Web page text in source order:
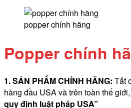
popper chính hãng
Popper chính
1. SẢN PHẨM CHÍNH HÃNG: Tất
hàng đầu USA và trên toàn thế
quy định luật pháp USA”